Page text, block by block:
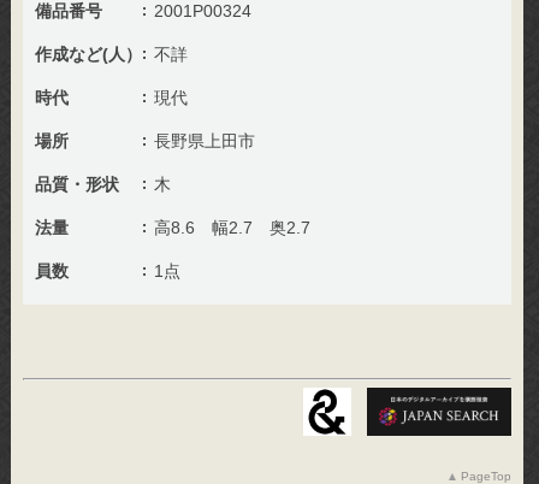
備品番号 2001P00324
作成など(人） 不詳
時代 現代
場所 長野県上田市
品質・形状 木
法量 高8.6 幅2.7 奥2.7
員数 1点
PageTop